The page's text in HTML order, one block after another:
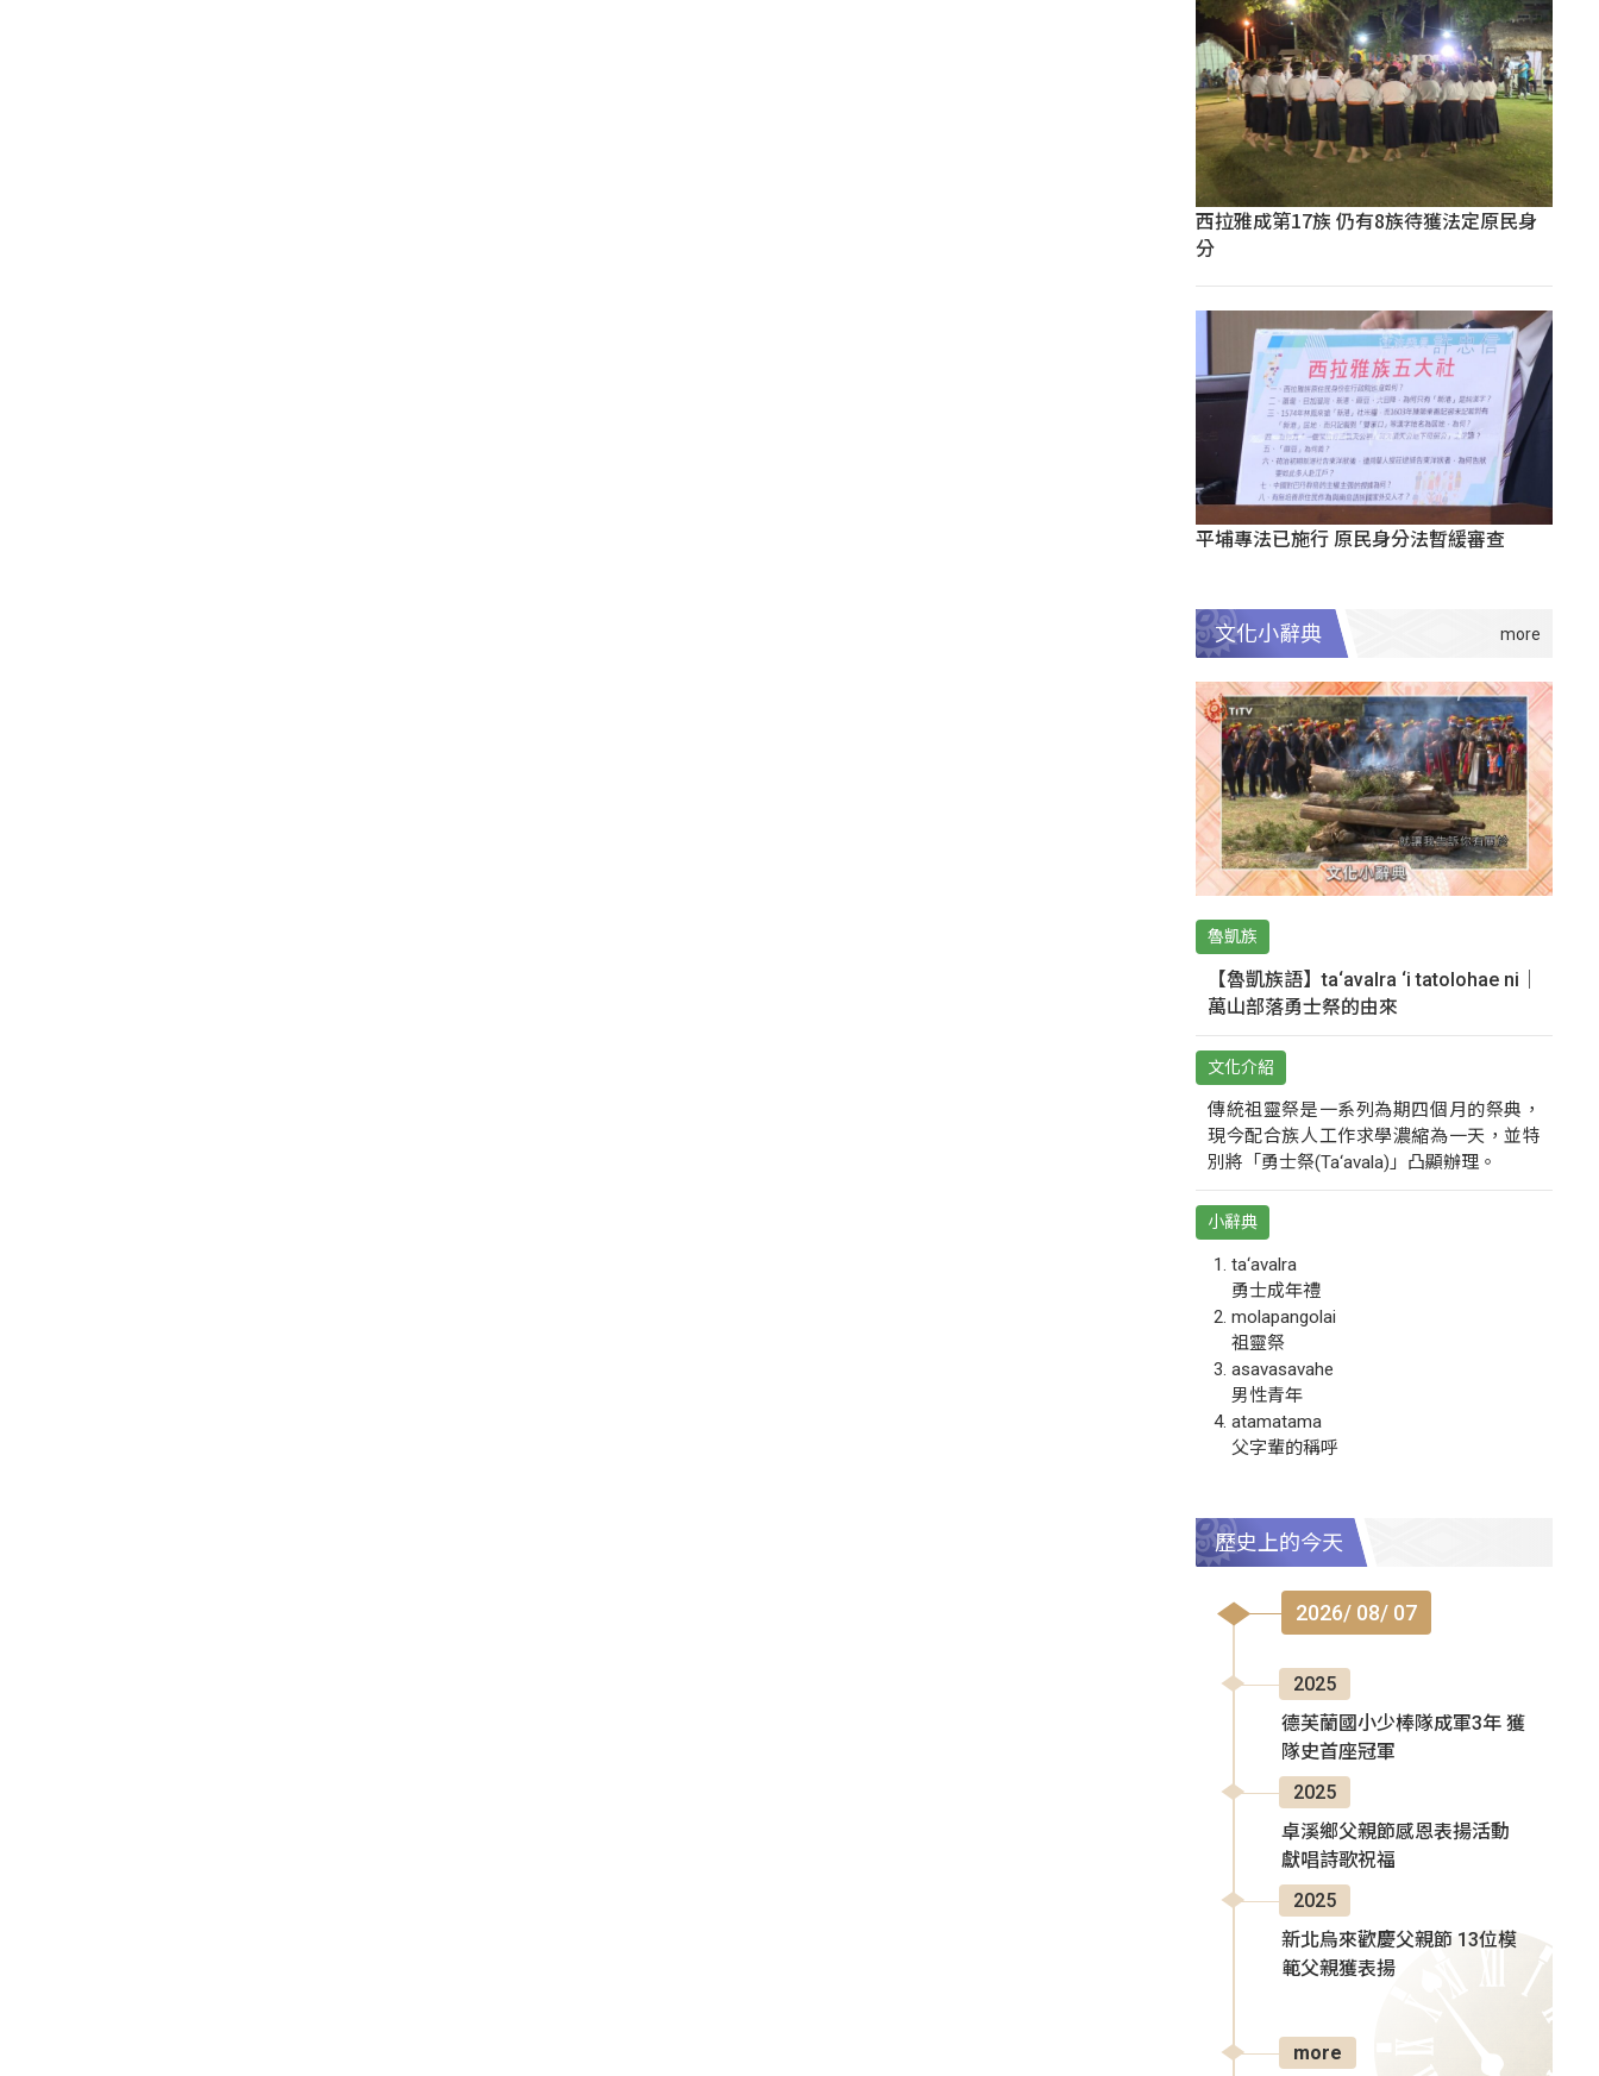
西拉雅成第17族 仍有8族待獲法定原民身
分
平埔專法已施行 原民身分法暫緩審查
文化小辭典
魯凱族
【魯凱族語】ta‘avalra ‘i tatolohae ni｜
萬山部落勇士祭的由來
文化介紹
傳統祖靈祭是一系列為期四個月的祭典，
現今配合族人工作求學濃縮為一天，並特
別將「勇士祭(Ta‘avala)」凸顯辦理。
小辭典
ta‘avalra
勇士成年禮
molapangolai
祖靈祭
asavasavahe
男性青年
atamatama
父字輩的稱呼
歷史上的今天
2026/ 08/ 07
2025
德芙蘭國小少棒隊成軍3年 獲
隊史首座冠軍
2025
卓溪鄉父親節感恩表揚活動
獻唱詩歌祝福
2025
新北烏來歡慶父親節 13位模
範父親獲表揚
more